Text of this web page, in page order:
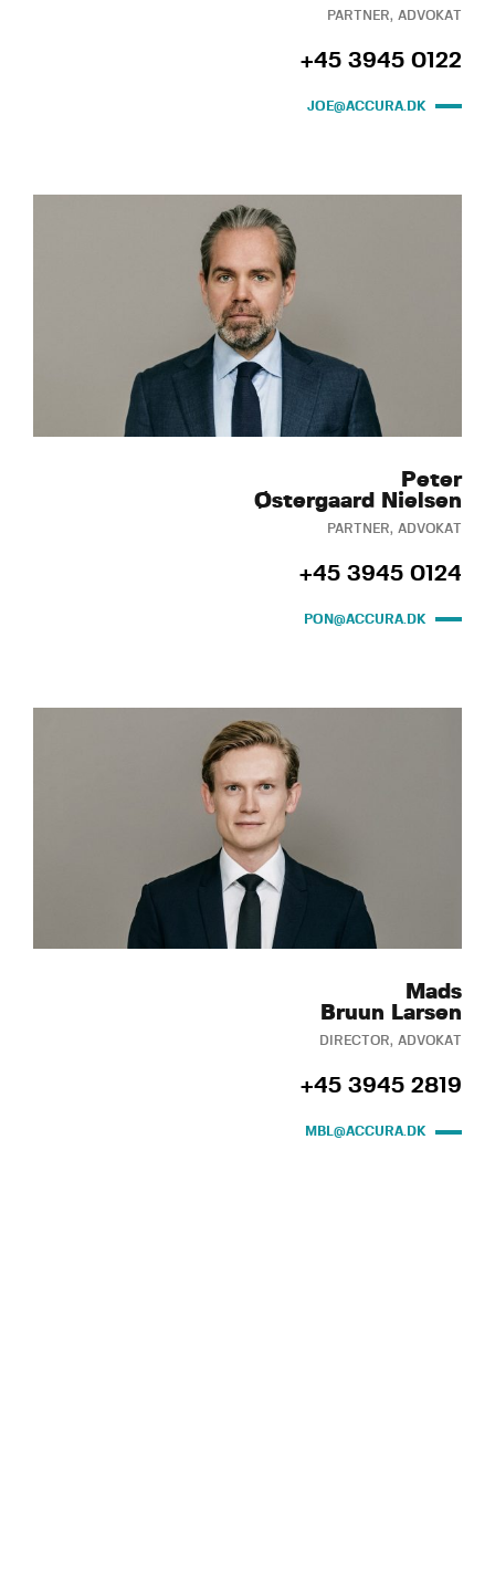
PARTNER, ADVOKAT
+45 3945 0122
JOE@ACCURA.DK
Peter
Østergaard Nielsen
PARTNER, ADVOKAT
+45 3945 0124
PON@ACCURA.DK
Mads
Bruun Larsen
DIRECTOR, ADVOKAT
+45 3945 2819
MBL@ACCURA.DK